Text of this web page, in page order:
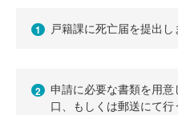
1 戸籍課に死亡届を提出し
2
申請に必要な書類を用
口、もしくは郵送にて行